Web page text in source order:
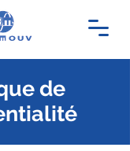
de